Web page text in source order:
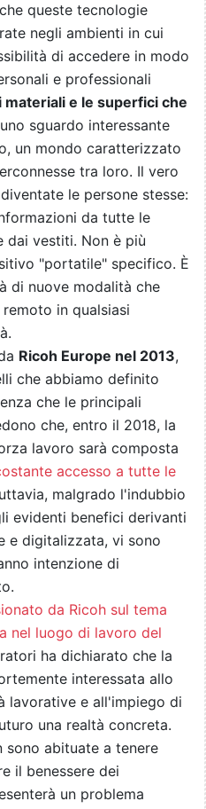
queste tecnologie
negli ambienti in cui
di accedere in modo
e professionali
e le superfici che
sguardo interessante
un mondo caratterizzato
tra loro. Il vero
le persone stesse:
da tutte le
dai vestiti. Non è più
"portatile" specifico. È
di nuove modalità che
in qualsiasi
Ricoh Europe nel 2013,
che abbiamo definito
che le principali
che, entro il 2018, la
lavoro sarà composta
accesso a tutte le
malgrado l'indubbio
evidenti benefici derivanti
e digitalizzata, vi sono
intenzione di
da Ricoh sul tema
nel luogo di lavoro del
ha dichiarato che la
interessata allo
lavorative e all'impiego di
una realtà concreta.
sono abituate a tenere
il benessere dei
un problema